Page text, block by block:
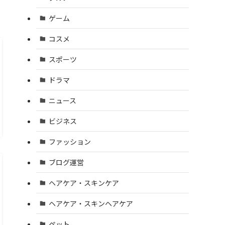
ゲーム
コスメ
スポーツ
ドラマ
ニュース
ビジネス
ファッション
ブログ運営
ヘアケア・スキンケア
ヘアケア・スキンヘアケア